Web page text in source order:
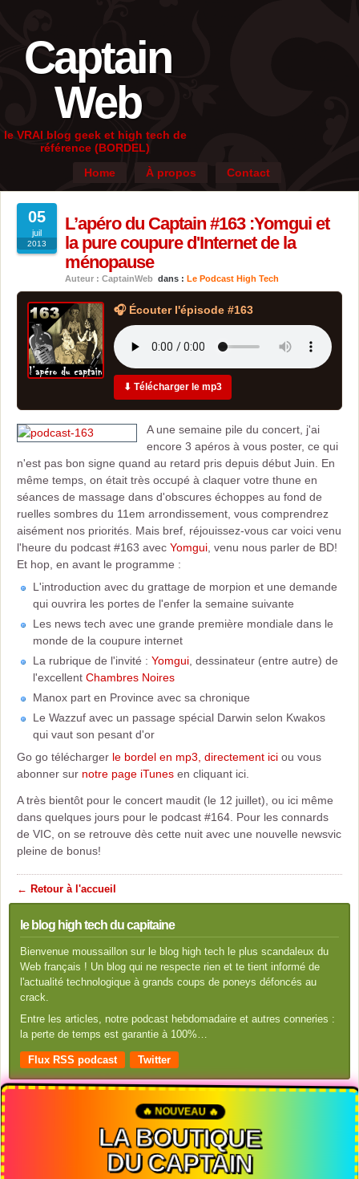
Captain
Web
le VRAI blog geek et high tech de
référence (BORDEL)
Home
À propos Contact
05
juil
2013
L’apéro du Captain #163 :Yomgui et
la pure coupure d'Internet de la
ménopause
Auteur : CaptainWeb dans : Le Podcast High Tech
🎧 Écouter l'épisode #163
⬇ Télécharger le mp3
A une semaine pile du concert, j'ai
encore 3 apéros à vous poster, ce qui
n'est pas bon signe quand au retard pris depuis début Juin. En
même temps, on était très occupé à claquer votre thune en
séances de massage dans d'obscures échoppes au fond de
ruelles sombres du 11em arrondissement, vous comprendrez
aisément nos priorités. Mais bref, réjouissez-vous car voici venu
l'heure du podcast #163 avec Yomgui , venu nous parler de BD!
Et hop, en avant le programme :
L'introduction avec du grattage de morpion et une demande
qui ouvrira les portes de l'enfer la semaine suivante
Les news tech avec une grande première mondiale dans le
monde de la coupure internet
La rubrique de l'invité : Yomgui , dessinateur (entre autre) de
l'excellent Chambres Noires
Manox part en Province avec sa chronique
Le Wazzuf avec un passage spécial Darwin selon Kwakos
qui vaut son pesant d'or
Go go télécharger le bordel en mp3, directement ici ou vous
abonner sur notre page iTunes en cliquant ici.
A très bientôt pour le concert maudit (le 12 juillet), ou ici même
dans quelques jours pour le podcast #164. Pour les connards
de VIC, on se retrouve dès cette nuit avec une nouvelle newsvic
pleine de bonus!
← Retour à l'accueil
le blog high tech du capitaine
Bienvenue moussaillon sur le blog high tech le plus scandaleux du
Web français ! Un blog qui ne respecte rien et te tient informé de
l'actualité technologique à grands coups de poneys défoncés au
crack.
Entre les articles, notre podcast hebdomadaire et autres conneries :
la perte de temps est garantie à 100%…
Flux RSS podcast Twitter
🔥 NOUVEAU 🔥
LA BOUTIQUE
DU CAPTAIN